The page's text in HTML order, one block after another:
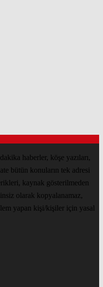
haberler, köşe yazıları,
bütün konuların tek adresi
kaynak gösterilmeden
olarak kopyalanamaz,
yapan kişi/kişiler için yasal